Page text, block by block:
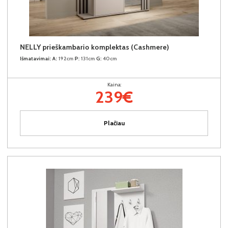
NELLY prieškambario komplektas (Cashmere)
Išmatavimai: A: 192cm P: 131cm G: 40cm
Kaina:
239€
Plačiau